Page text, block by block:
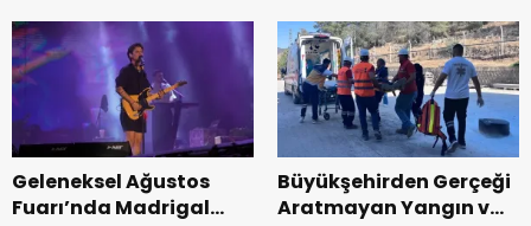
Bisikleti Turnuvası
Tamamlandı.
Teşkilatı ile buluştu.
Geleneksel Ağustos
Fuarı’nda Madrigal
Büyükşehirden Gerçeği
Aratmayan Yangın ve